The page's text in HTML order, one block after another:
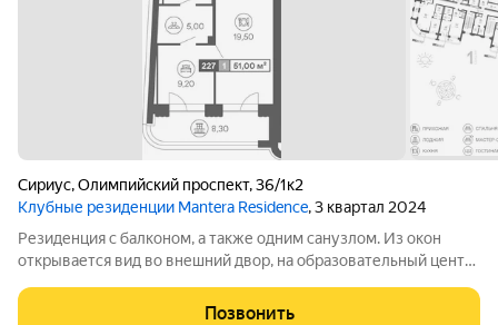
Сириус,Олимпийский проспект,36/1к2
Клубные резиденции Mantera Residence, 3 квартал 2024
Резиденция с балконом, а также одним санузлом. Из окон
открывается вид во внешний двор, на образовательный центр
Позвонить